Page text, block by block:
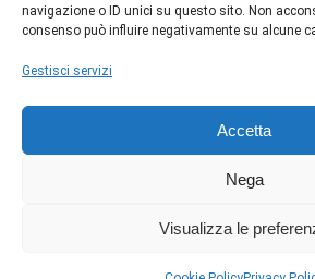
navigazione o ID unici su questo sito. Non
consenso può influire negativamente su alcune
Gestisci servizi
Accetta
Nega
Visualizza le
Chi siamo
Cookie policy
Copyright © Studio Gamma srl - P.iva: